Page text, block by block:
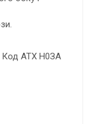
Код АТХ Н0ЗА